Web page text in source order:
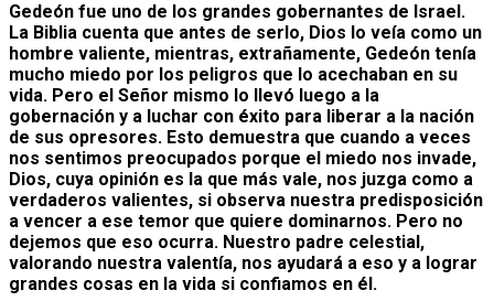
Gedeón fue uno de los grandes gobernantes de Israel.
La Biblia cuenta que antes de serlo, Dios lo veía como un
hombre valiente, mientras, extrañamente, Gedeón tenía
mucho miedo por los peligros que lo acechaban en su
vida. Pero el Señor mismo lo llevó luego a la
gobernación y a luchar con éxito para liberar a la nación
de sus opresores. Esto demuestra que cuando a veces
nos sentimos preocupados porque el miedo nos invade,
Dios, cuya opinión es la que más vale, nos juzga como a
verdaderos valientes, si observa nuestra predisposición
a vencer a ese temor que quiere dominarnos. Pero no
dejemos que eso ocurra. Nuestro padre celestial,
valorando nuestra valentía, nos ayudará a eso y a lograr
grandes cosas en la vida si confiamos en él.